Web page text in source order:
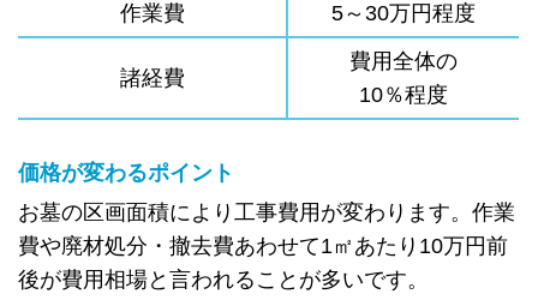
作業費
5～30万円程度
諸経費
費用全体の
10％程度
価格が変わるポイント
お墓の区画面積により工事費用が変わります。作業
費や廃材処分・撤去費あわせて1㎡あたり10万円前
後が費用相場と言われることが多いです。